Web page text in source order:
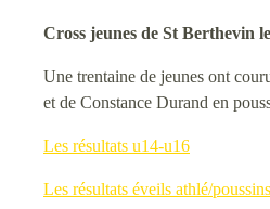
Cross jeunes de St Berthevin
Une trentaine de jeunes ont
et de Constance Durand en
Les résultats u14-u16
Les résultats éveils athlé/poussins